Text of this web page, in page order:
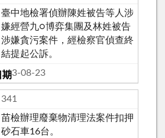
臺中地檢署偵辦陳姓被告等人涉
嫌經營九○博弈集團及林姓被告
涉嫌貪污案件，經檢察官偵查終
結提起公訴。
113-08-23
341
苗檢辦理廢棄物清理法案件扣押
砂石車16台。